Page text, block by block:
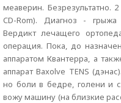
меаверин. Безрезультатно.
CD-Rom). Диагноз -
Вердикт лечащего
операция. Пока, до
аппаратом Квантерра, а
аппарат Baxolve TENS
но боли в бедре, голени и
вожу машину (на близкие